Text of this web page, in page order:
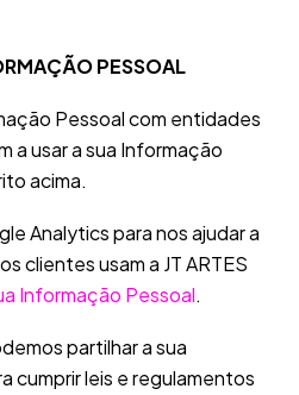
PESSOAL
Pessoal com entidades
a usar a sua Informação
acima.
Analytics para nos ajudar a
clientes usam a JT ARTES
Informação Pessoal.
partilhar a sua
cumprir leis e regulamentos